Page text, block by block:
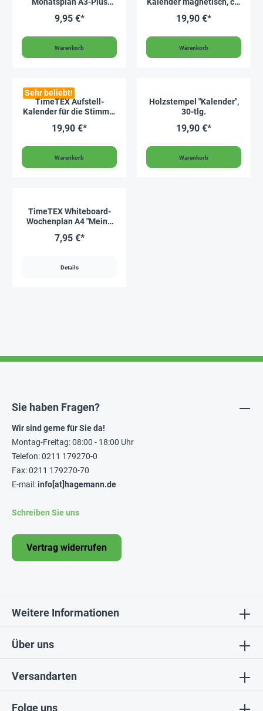
magnetisch, 4-tlg.
9,95 €*
Warenkorb
19,90 €*
Warenkorb
Sehr beliebt!
TimeTEX Aufstell-
Kalender für die Stimme,
19,90 €*
Warenkorb
Holzstempel "Kalender",
30-tlg.
19,90 €*
Warenkorb
TimeTEX Whiteboard-
Wochenplan A4 "Meine
tlg.
7,95 €*
Details
Folge uns
Über uns
Sie haben Fragen?
Wir sind gerne für Sie da!
Montag-Freitag: 08:00 - 18:00 Uhr
Telefon: 0211 179270-0
Fax: 0211 179270-70
E-mail:info[at]hagemann.de
Schreiben Sie uns
Vertrag widerrufen
Weitere Informationen
Versandarten